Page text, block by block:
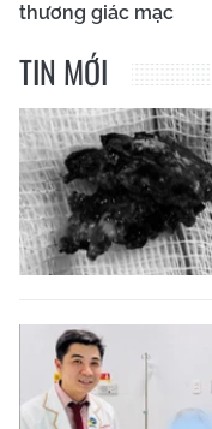
thương giác mạc
TIN MỚI